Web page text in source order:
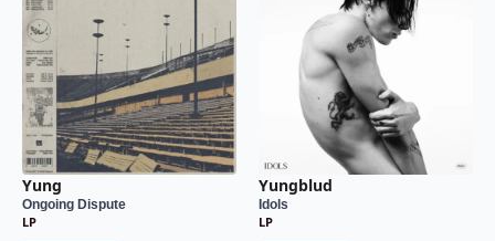
Yung
Ongoing Dispute
LP
Yungblud
Idols
LP